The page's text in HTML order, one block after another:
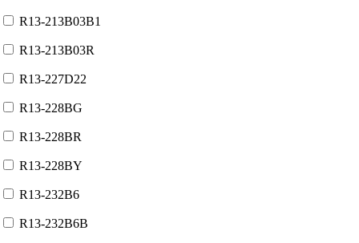
R13-213B03B1
R13-213B03R
R13-227D22
R13-228BG
R13-228BR
R13-228BY
R13-232B6
R13-232B6B